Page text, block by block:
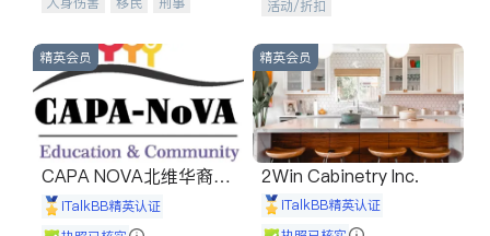
建筑合同、刑事案件全包办
信托/遗嘱
商业
索赔
律师-其它 保释
专属福利。
活动/折扣
精英会员
CAPA NOVA北维华裔家
长会iTalkBB精英认证
精英会员
2Win Cabinetry Inc.
iTalkBB精英认证